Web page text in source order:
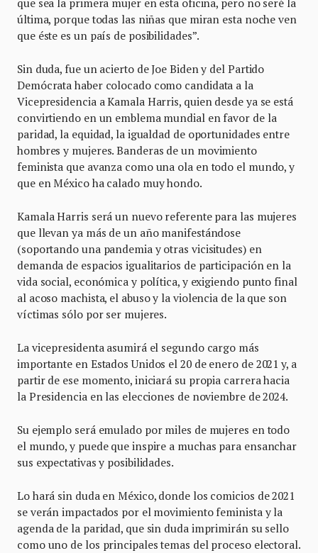
que sea la primera mujer en esta oficina, pero no seré la
última, porque todas las niñas que miran esta noche ven
que éste es un país de posibilidades”.
Sin duda, fue un acierto de Joe Biden y del Partido
Demócrata haber colocado como candidata a la
Vicepresidencia a Kamala Harris, quien desde ya se está
convirtiendo en un emblema mundial en favor de la
paridad, la equidad, la igualdad de oportunidades entre
hombres y mujeres. Banderas de un movimiento
feminista que avanza como una ola en todo el mundo, y
que en México ha calado muy hondo.
Kamala Harris será un nuevo referente para las mujeres
que llevan ya más de un año manifestándose
(soportando una pandemia y otras vicisitudes) en
demanda de espacios igualitarios de participación en la
vida social, económica y política, y exigiendo punto final
al acoso machista, el abuso y la violencia de la que son
víctimas sólo por ser mujeres.
La vicepresidenta asumirá el segundo cargo más
importante en Estados Unidos el 20 de enero de 2021 y, a
partir de ese momento, iniciará su propia carrera hacia
la Presidencia en las elecciones de noviembre de 2024.
Su ejemplo será emulado por miles de mujeres en todo
el mundo, y puede que inspire a muchas para ensanchar
sus expectativas y posibilidades.
Lo hará sin duda en México, donde los comicios de 2021
se verán impactados por el movimiento feminista y la
agenda de la paridad, que sin duda imprimirán su sello
como uno de los principales temas del proceso electoral.